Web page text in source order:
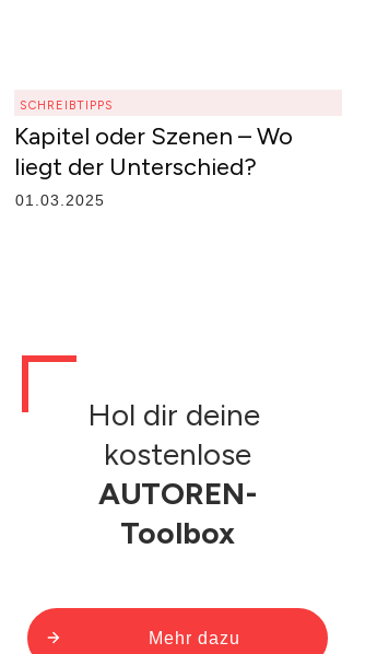
SCHREIBTIPPS
Kapitel oder Szenen – Wo
liegt der Unterschied?
01.03.2025
Hol dir deine
kostenlose
AUTOREN-
Toolbox
Mehr dazu